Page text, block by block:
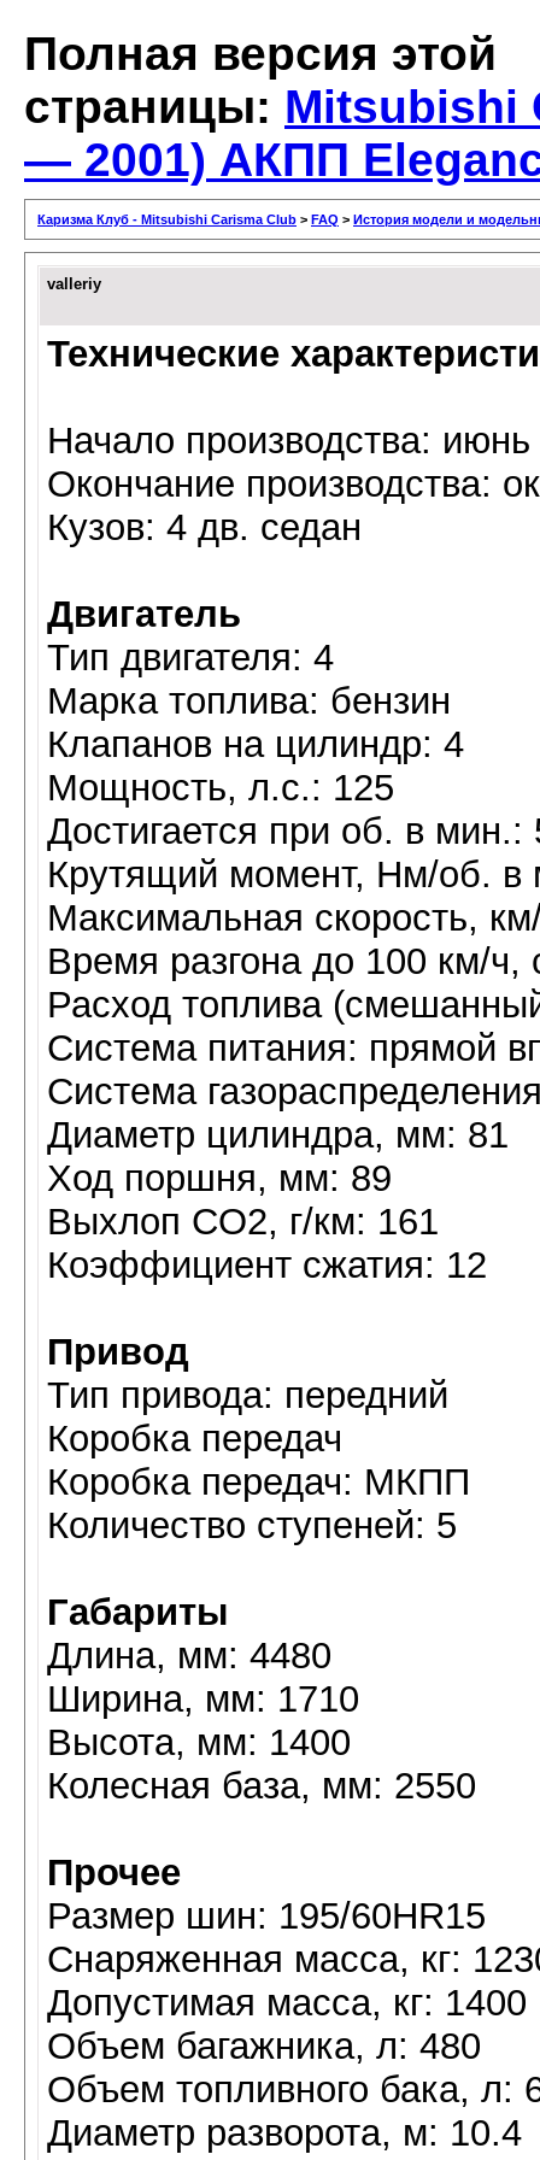
Полная версия этой
страницы: Mitsubishi
— 2001) AКПП
Каризма Клуб - Mitsubishi Carisma Club > FAQ > История модели и
valleriy
Технические
Начало производства:
Окончание производства:
Кузов: 4 дв. седан
Двигатель
Тип двигателя: 4
Марка топлива: бензин
Клапанов на цилиндр: 4
Мощность, л.с.: 125
Достигается при об. в мин.:
Крутящий момент, Нм/об. в
Максимальная скорость,
Время разгона до 100 км/ч,
Расход топлива
Система питания: прямой
Система
Диaметр цилиндра, мм: 81
Ход поршня, мм: 89
Выхлоп CO2, г/км: 161
Коэффициент сжатия: 12
Привод
Тип привода: передний
Коробка передач
Коробка передач: МКПП
Количество ступеней: 5
Габариты
Длина, мм: 4480
Ширина, мм: 1710
Высота, мм: 1400
Колесная база, мм: 2550
Прочее
Размер шин: 195/60HR15
Снаряженная масса, кг:
Допустимая масса, кг: 1400
Объем багажника, л: 480
Объем топливного бака, л:
Диаметр разворота, м: 10.4